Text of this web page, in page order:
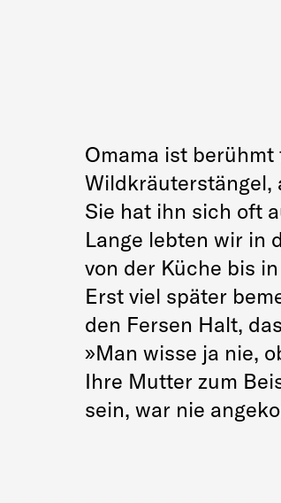
Omama ist
Wildkräuterstängel,
Sie hat ihn sich oft
Lange lebten wir in
von der Küche bis
Erst viel später
den Fersen Halt,
»Man wisse ja nie,
Ihre Mutter zum
sein, war nie